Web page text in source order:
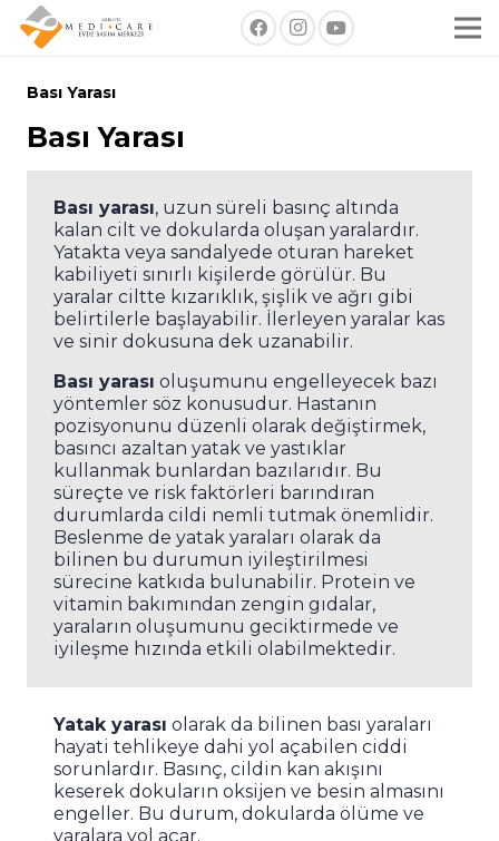
Bası Yarası
Bası Yarası
Bası yarası, uzun süreli basınç altında
kalan cilt ve dokularda oluşan yaralardır.
Yatakta veya sandalyede oturan hareket
kabiliyeti sınırlı kişilerde görülür. Bu
yaralar ciltte kızarıklık, şişlik ve ağrı gibi
belirtilerle başlayabilir. İlerleyen yaralar kas
ve sinir dokusuna dek uzanabilir.
Bası yarası oluşumunu engelleyecek bazı
yöntemler söz konusudur. Hastanın
pozisyonunu düzenli olarak değiştirmek,
basıncı azaltan yatak ve yastıklar
kullanmak bunlardan bazılarıdır. Bu
süreçte ve risk faktörleri barındıran
durumlarda cildi nemli tutmak önemlidir.
Beslenme de yatak yaraları olarak da
bilinen bu durumun iyileştirilmesi
sürecine katkıda bulunabilir. Protein ve
vitamin bakımından zengin gıdalar,
yaraların oluşumunu geciktirmede ve
iyileşme hızında etkili olabilmektedir.
Yatak yarası olarak da bilinen bası yaraları
hayati tehlikeye dahi yol açabilen ciddi
sorunlardır. Basınç, cildin kan akışını
keserek dokuların oksijen ve besin almasını
engeller. Bu durum, dokularda ölüme ve
yaralara yol açar.